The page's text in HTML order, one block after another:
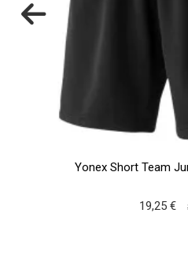
Yonex Short Team
19,25 €